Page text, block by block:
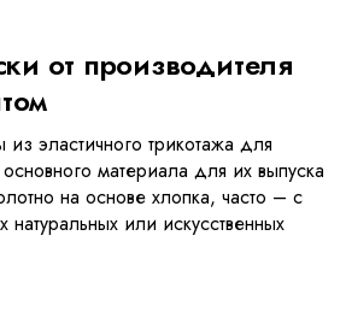
от производителя
эластичного трикотажа для
материала для их выпуска
на основе хлопка, часто – с
или искусственных